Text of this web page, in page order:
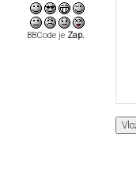
BBCode je Zap.